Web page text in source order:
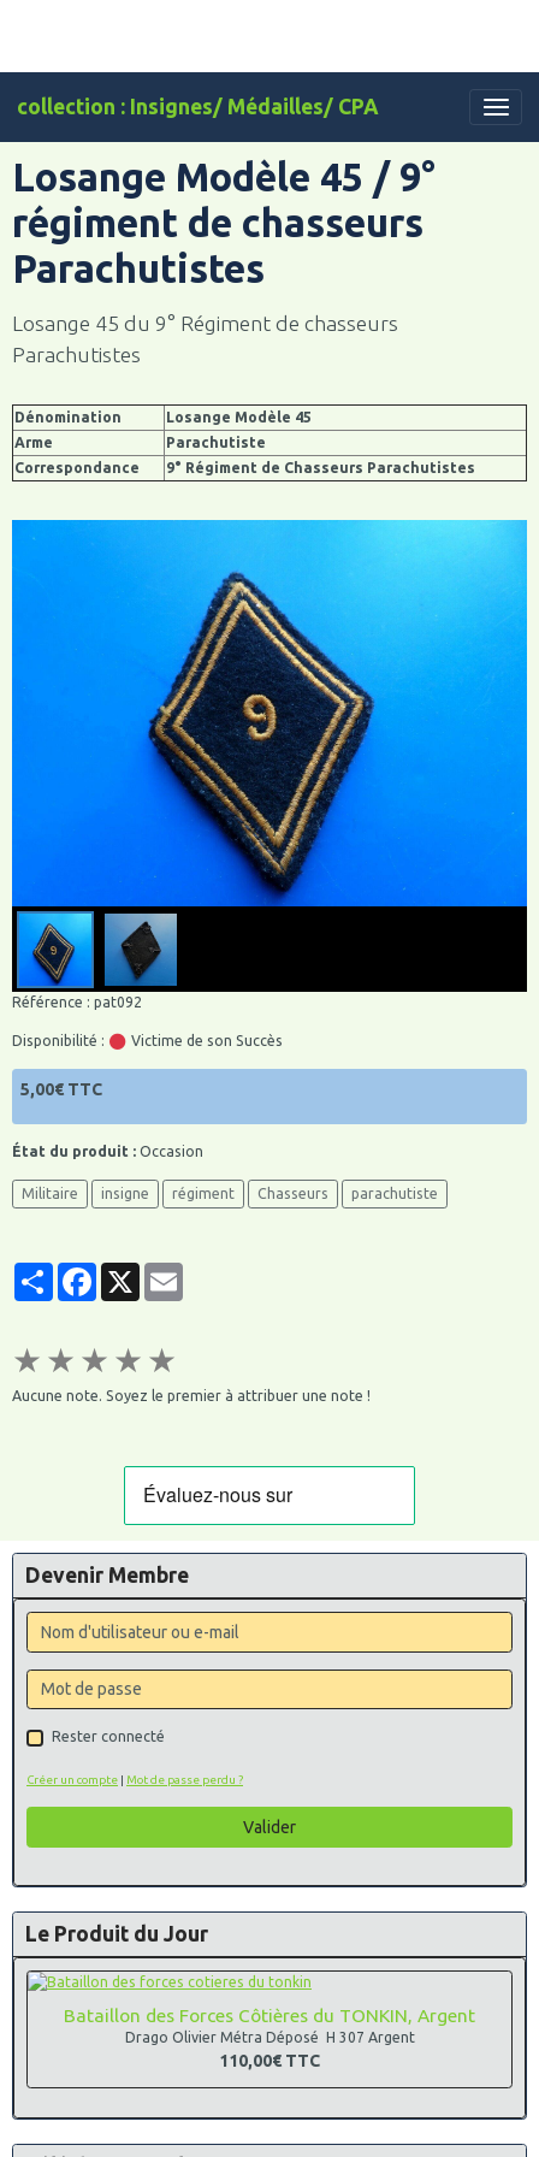
collection : Insignes/ Médailles/ CPA
Losange Modèle 45 / 9°
régiment de chasseurs
Parachutistes
Losange 45 du 9° Régiment de chasseurs
Parachutistes
Dénomination
Losange Modèle 45
Arme
Parachutiste
Correspondance
9° Régiment de Chasseurs Parachutistes
Référence : pat092
Disponibilité : Victime de son Succès
5,00€ TTC
État du produit : Occasion
Militaire insigne régiment Chasseurs parachutiste
PartagerFacebook
★ ★ ★ ★ ★
Aucune note. Soyez le premier à attribuer une note !
Devenir Membre
Rester connecté
Créer un compte | Mot de passe perdu ?
Valider
Le Produit du Jour
Bataillon des Forces Côtières du TONKIN, Argent
Drago Olivier Métra Déposé H 307 Argent
110,00€ TTC